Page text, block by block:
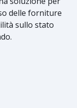
delle forniture
sullo stato